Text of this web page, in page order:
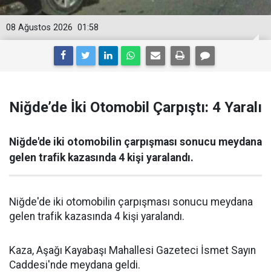
01:58
08 Ağustos 2026
Niğde’de İki Otomobil Çarpıştı: 4 Yaralı
Niğde'de iki otomobilin çarpışması sonucu meydana
gelen trafik kazasında 4 kişi yaralandı.
Niğde'de iki otomobilin çarpışması sonucu meydana
gelen trafik kazasında 4 kişi yaralandı.
Kaza, Aşağı Kayabaşı Mahallesi Gazeteci İsmet Sayın
Caddesi'nde meydana geldi.